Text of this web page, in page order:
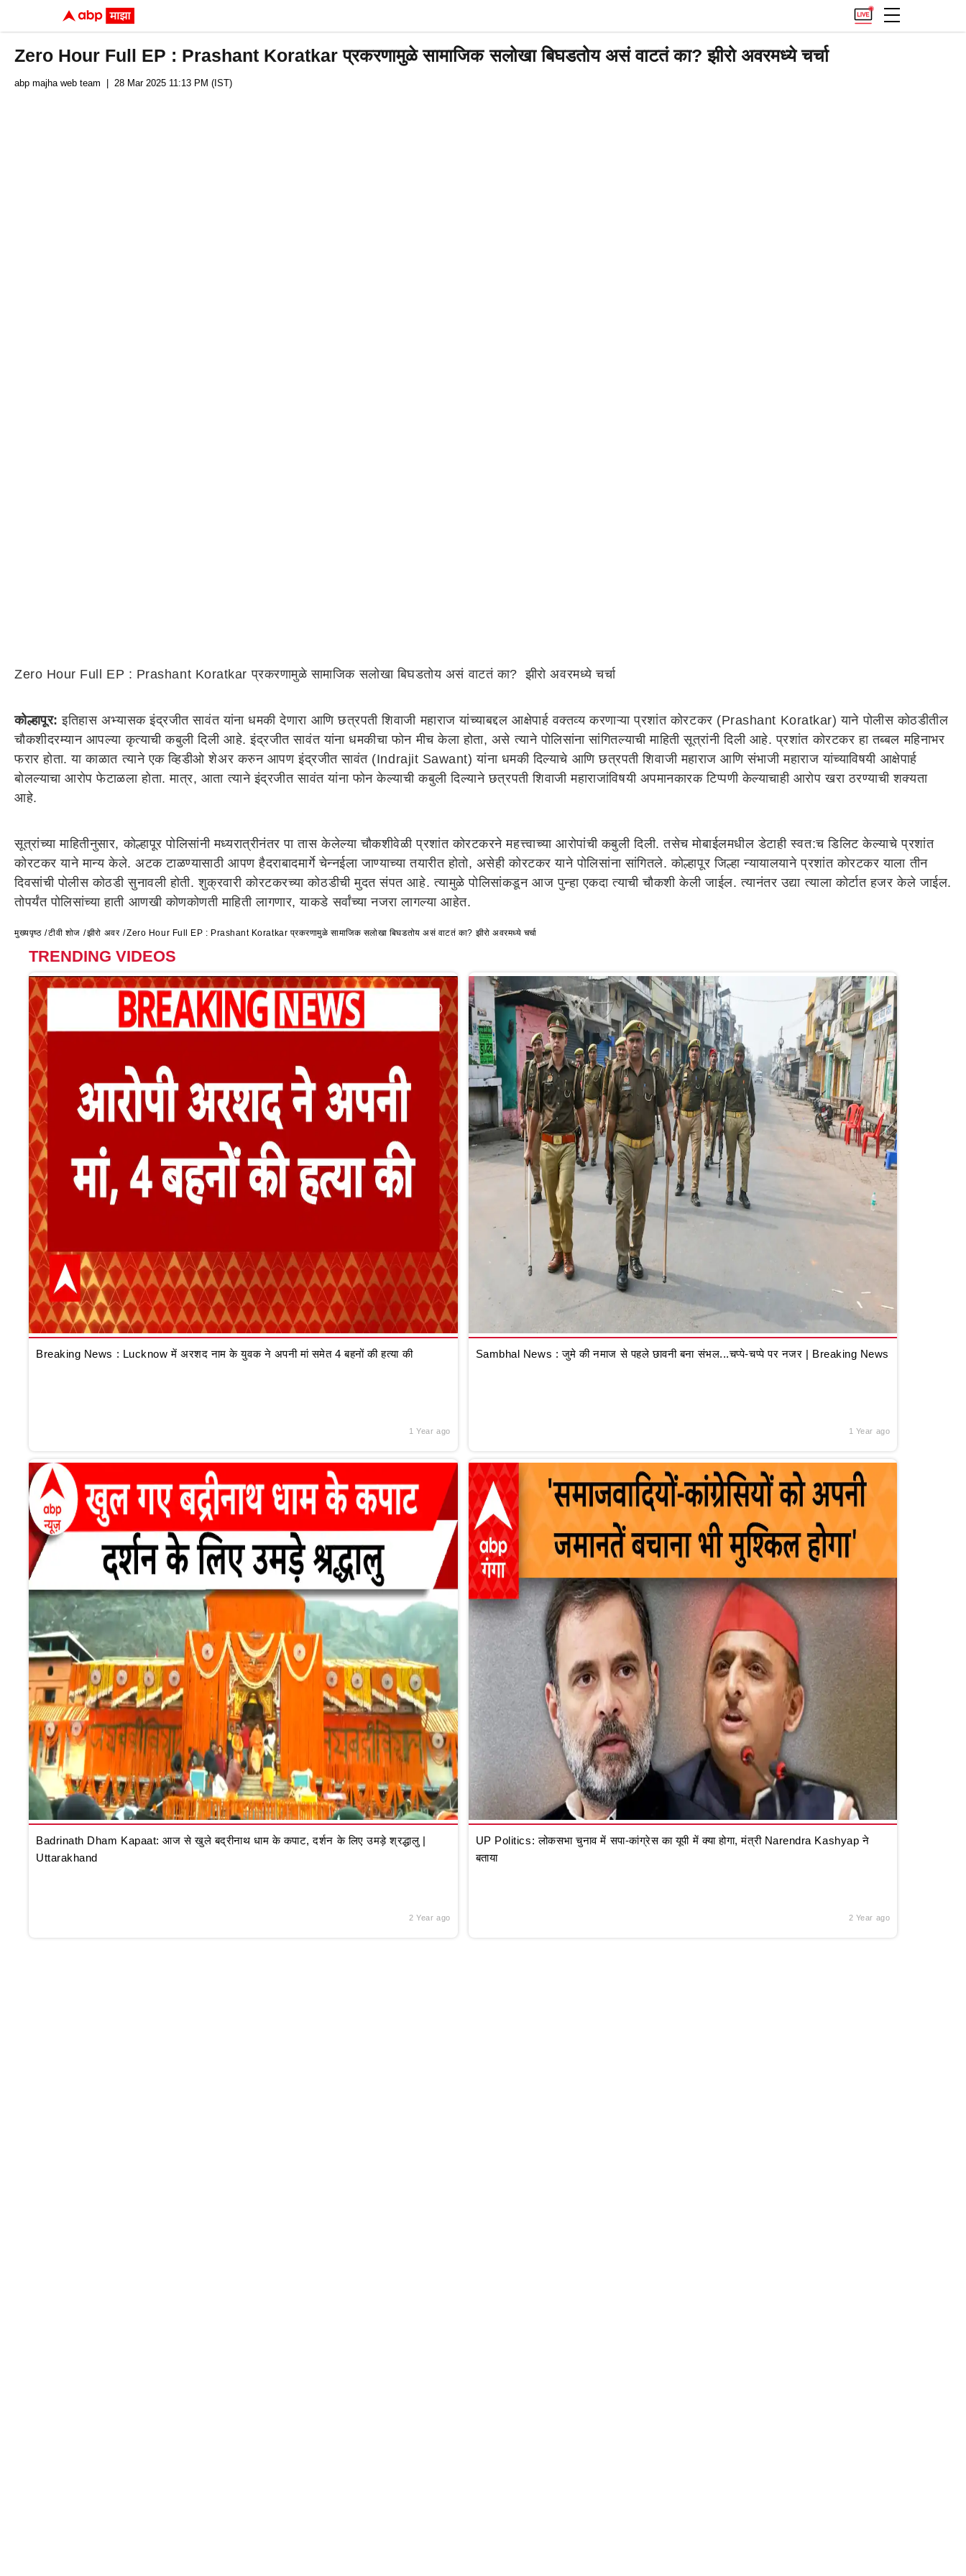
Zero Hour Full EP : Prashant Koratkar प्रकरणामुळे सामाजिक सलोखा बिघडतोय असं वाटतं का? झीरो अवरमध्ये चर्चा
abp majha web team | 28 Mar 2025 11:13 PM (IST)
Zero Hour Full EP : Prashant Koratkar प्रकरणामुळे सामाजिक सलोखा बिघडतोय असं वाटतं का? झीरो अवरमध्ये चर्चा
कोल्हापूर: इतिहास अभ्यासक इंद्रजीत सावंत यांना धमकी देणारा आणि छत्रपती शिवाजी महाराज यांच्याबद्दल आक्षेपार्ह वक्तव्य करणाऱ्या प्रशांत कोरटकर (Prashant Koratkar) याने पोलीस कोठडीतील
चौकशीदरम्यान आपल्या कृत्याची कबुली दिली आहे. इंद्रजीत सावंत यांना धमकीचा फोन मीच केला होता, असे त्याने पोलिसांना सांगितल्याची माहिती सूत्रांनी दिली आहे. प्रशांत कोरटकर हा तब्बल महिनाभर
फरार होता. या काळात त्याने एक व्हिडीओ शेअर करुन आपण इंद्रजीत सावंत (Indrajit Sawant) यांना धमकी दिल्याचे आणि छत्रपती शिवाजी महाराज आणि संभाजी महाराज यांच्याविषयी आक्षेपार्ह
बोलल्याचा आरोप फेटाळला होता. मात्र, आता त्याने इंद्रजीत सावंत यांना फोन केल्याची कबुली दिल्याने छत्रपती शिवाजी महाराजांविषयी अपमानकारक टिप्पणी केल्याचाही आरोप खरा ठरण्याची शक्यता
आहे.
सूत्रांच्या माहितीनुसार, कोल्हापूर पोलिसांनी मध्यरात्रीनंतर पा तास केलेल्या चौकशीवेळी प्रशांत कोरटकरने महत्त्वाच्या आरोपांची कबुली दिली. तसेच मोबाईलमधील डेटाही स्वत:च डिलिट केल्याचे प्रशांत
कोरटकर याने मान्य केले. अटक टाळण्यासाठी आपण हैदराबादमार्गे चेन्नईला जाण्याच्या तयारीत होतो, असेही कोरटकर याने पोलिसांना सांगितले. कोल्हापूर जिल्हा न्यायालयाने प्रशांत कोरटकर याला तीन
दिवसांची पोलीस कोठडी सुनावली होती. शुक्रवारी कोरटकरच्या कोठडीची मुदत संपत आहे. त्यामुळे पोलिसांकडून आज पुन्हा एकदा त्याची चौकशी केली जाईल. त्यानंतर उद्या त्याला कोर्टात हजर केले जाईल.
तोपर्यंत पोलिसांच्या हाती आणखी कोणकोणती माहिती लागणार, याकडे सर्वांच्या नजरा लागल्या आहेत.
मुख्यपृष्ठ टीवी शोज झीरो अवर Zero Hour Full EP : Prashant Koratkar प्रकरणामुळे सामाजिक सलोखा बिघडतोय असं वाटतं का? झीरो अवरमध्ये चर्चा
TRENDING VIDEOS
Breaking News : Lucknow में अरशद नाम के युवक ने अपनी मां समेत 4 बहनों की हत्या की
1 Year ago
Sambhal News : जुमे की नमाज से पहले छावनी बना संभल...चप्पे-चप्पे पर नजर | Breaking News
1 Year ago
Badrinath Dham Kapaat: आज से खुले बद्रीनाथ धाम के कपाट, दर्शन के लिए उमड़े श्रद्धालु |
Uttarakhand
2 Year ago
UP Politics: लोकसभा चुनाव में सपा-कांग्रेस का यूपी में क्या होगा, मंत्री Narendra Kashyap ने
बताया
2 Year ago